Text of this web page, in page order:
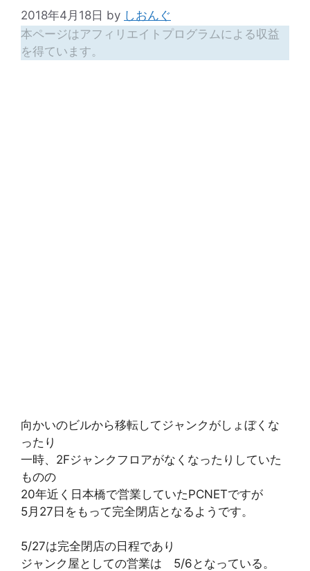
2018年4月18日 by しおんぐ
本ページはアフィリエイトプログラムによる収益
を得ています。
向かいのビルから移転してジャンクがしょぼくな
ったり
一時、2Fジャンクフロアがなくなったりしていた
ものの
20年近く日本橋で営業していたPCNETですが
5月27日をもって完全閉店となるようです。
5/27は完全閉店の日程であり
ジャンク屋としての営業は 5/6となっている。